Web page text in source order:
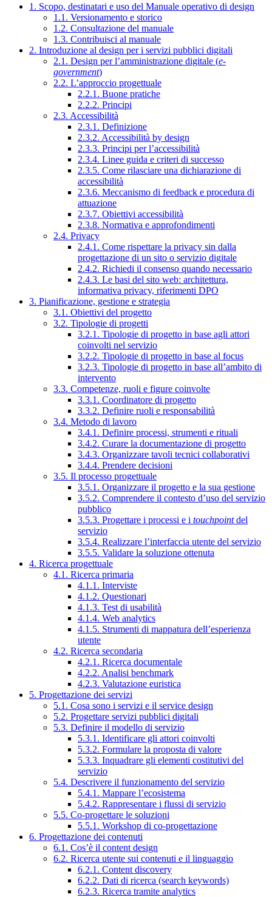
1. Scopo, destinatari e uso del Manuale operativo di design
1.1. Versionamento e storico
1.2. Consultazione del manuale
1.3. Contribuisci al manuale
2. Introduzione al design per i servizi pubblici digitali
2.1. Design per l’amministrazione digitale (e-
government)
2.2. L’approccio progettuale
2.2.1. Buone pratiche
2.2.2. Principi
2.3. Accessibilità
2.3.1. Definizione
2.3.2. Accessibilità by design
2.3.3. Principi per l’accessibilità
2.3.4. Linee guida e criteri di successo
2.3.5. Come rilasciare una dichiarazione di
accessibilità
2.3.6. Meccanismo di feedback e procedura di
attuazione
2.3.7. Obiettivi accessibilità
2.3.8. Normativa e approfondimenti
2.4. Privacy
2.4.1. Come rispettare la privacy sin dalla
progettazione di un sito o servizio digitale
2.4.2. Richiedi il consenso quando necessario
2.4.3. Le basi del sito web: architettura,
informativa privacy, riferimenti DPO
3. Pianificazione, gestione e strategia
3.1. Obiettivi del progetto
3.2. Tipologie di progetti
3.2.1. Tipologie di progetto in base agli attori
coinvolti nel servizio
3.2.2. Tipologie di progetto in base al focus
3.2.3. Tipologie di progetto in base all’ambito di
intervento
3.3. Competenze, ruoli e figure coinvolte
3.3.1. Coordinatore di progetto
3.3.2. Definire ruoli e responsabilità
3.4. Metodo di lavoro
3.4.1. Definire processi, strumenti e rituali
3.4.2. Curare la documentazione di progetto
3.4.3. Organizzare tavoli tecnici collaborativi
3.4.4. Prendere decisioni
3.5. Il processo progettuale
3.5.1. Organizzare il progetto e la sua gestione
3.5.2. Comprendere il contesto d’uso del servizio
pubblico
3.5.3. Progettare i processi e i touchpointdel
servizio
3.5.4. Realizzare l’interfaccia utente del servizio
3.5.5. Validare la soluzione ottenuta
4. Ricerca progettuale
4.1. Ricerca primaria
4.1.1. Interviste
4.1.2. Questionari
4.1.3. Test di usabilità
4.1.4. Web analytics
4.1.5. Strumenti di mappatura dell’esperienza
utente
4.2. Ricerca secondaria
4.2.1. Ricerca documentale
4.2.2. Analisi benchmark
4.2.3. Valutazione euristica
5. Progettazione dei servizi
5.1. Cosa sono i servizi e il service design
5.2. Progettare servizi pubblici digitali
5.3. Definire il modello di servizio
5.3.1. Identificare gli attori coinvolti
5.3.2. Formulare la proposta di valore
5.3.3. Inquadrare gli elementi costitutivi del
servizio
5.4. Descrivere il funzionamento del servizio
5.4.1. Mappare l’ecosistema
5.4.2. Rappresentare i flussi di servizio
5.5. Co-progettare le soluzioni
5.5.1. Workshop di co-progettazione
6. Progettazione dei contenuti
6.1. Cos’è il content design
6.2. Ricerca utente sui contenuti e il linguaggio
6.2.1. Content discovery
6.2.2. Dati di ricerca (search keywords)
6.2.3. Ricerca tramite analytics